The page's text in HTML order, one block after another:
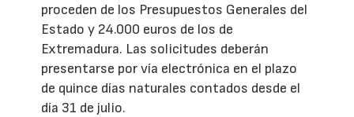
proceden de los Presupuestos Generales del
Estado y 24.000 euros de los de
Extremadura. Las solicitudes deberán
presentarse por vía electrónica en el plazo
de quince días naturales contados desde el
día 31 de julio.